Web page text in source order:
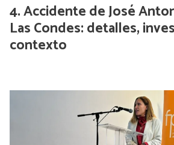
Accidente de José
Las Condes: detalles,
contexto